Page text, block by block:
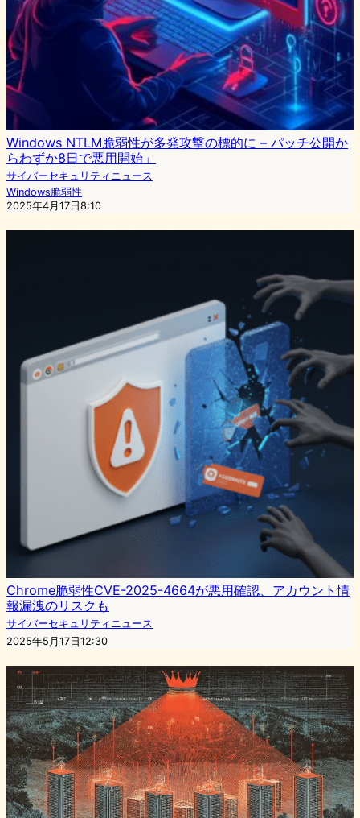
Windows NTLM脆弱性が多発攻撃の標的に – パッチ公開か
らわずか8日で悪用開始」
サイバーセキュリティニュース
Windows脆弱性
2025年4月17日8:10
Chrome脆弱性CVE-2025-4664が悪用確認、アカウント情
報漏洩のリスクも
サイバーセキュリティニュース
2025年5月17日12:30